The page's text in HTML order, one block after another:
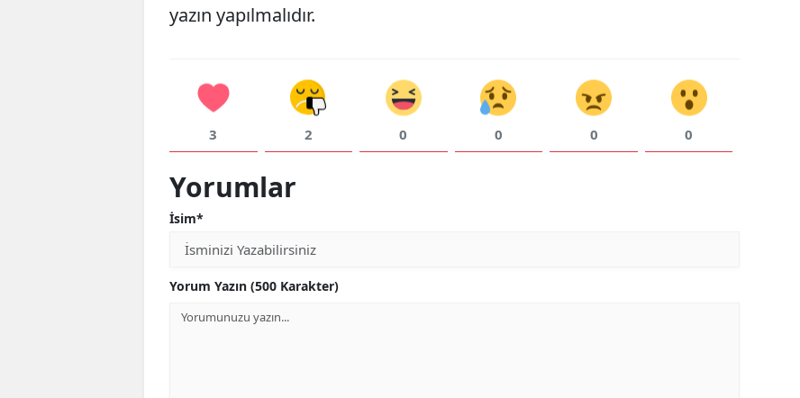
yazın yapılmalıdır.
3 2 0 0 0 0
Yorumlar
İsim*
Yorum Yazın (500 Karakter)